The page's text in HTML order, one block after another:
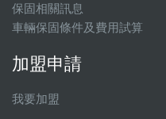
保固相關訊息
車輛保固條件及費用試算
加盟申請
我要加盟